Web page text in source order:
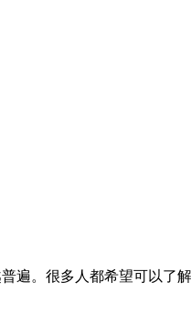
遍。很多人都希望可以了